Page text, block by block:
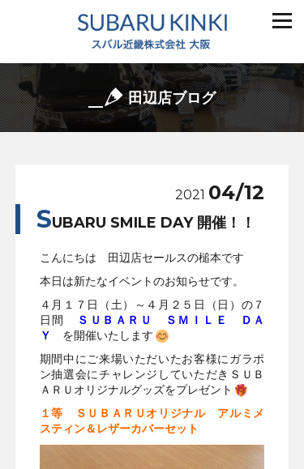
田辺店ブログ
2021 04/12
SUBARU SMILE DAY 開催！！
こんにちは 田辺店セールスの槌本です
本日は新たなイベントのお知らせです。
４月１７日（土）～４月２５日（日）の７
日間
ＳＵＢＡＲＵ ＳＭＩＬＥ ＤＡ
Ｙ を開催いたします
期間中にご来場いただいたお客様にガラポ
ン抽選会にチャレンジしていただきＳＵＢ
ＡＲＵオリジナルグッズをプレゼント
１等 ＳＵＢＡＲＵオリジナル アルミメ
スティン＆レザーカバーセット